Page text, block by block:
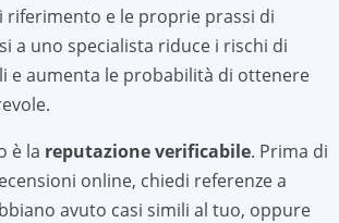
riferimento e le proprie prassi di
a uno specialista riduce i rischi di
e aumenta le probabilità di ottenere
è la reputazione verificabile. Prima di
online, chiedi referenze a
avuto casi simili al tuo, oppure